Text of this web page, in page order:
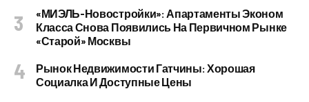
«МИЭЛЬ-Новостройки»: Апартаменты Эконом
Класса Снова Появились На Первичном Рынке
«старой» Москвы
Рынок Недвижимости Гатчины: Хорошая
Социалка И Доступные Цены